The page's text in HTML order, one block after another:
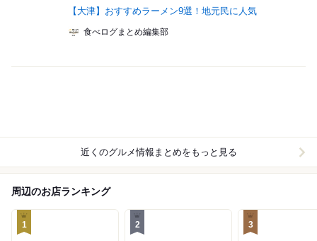
【大津】おすすめラーメン9選！地元民に人気
食べログまとめ編集部
近くのグルメ情報まとめをもっと見る
周辺のお店ランキング
1 2 3